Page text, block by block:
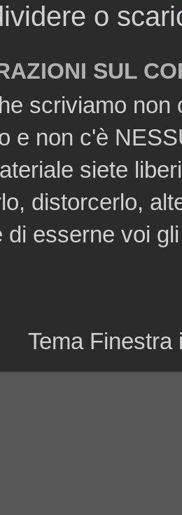
o
SUL
scriviamo non
e non c'è
siete
distorcerlo,
di esserne voi
Tema